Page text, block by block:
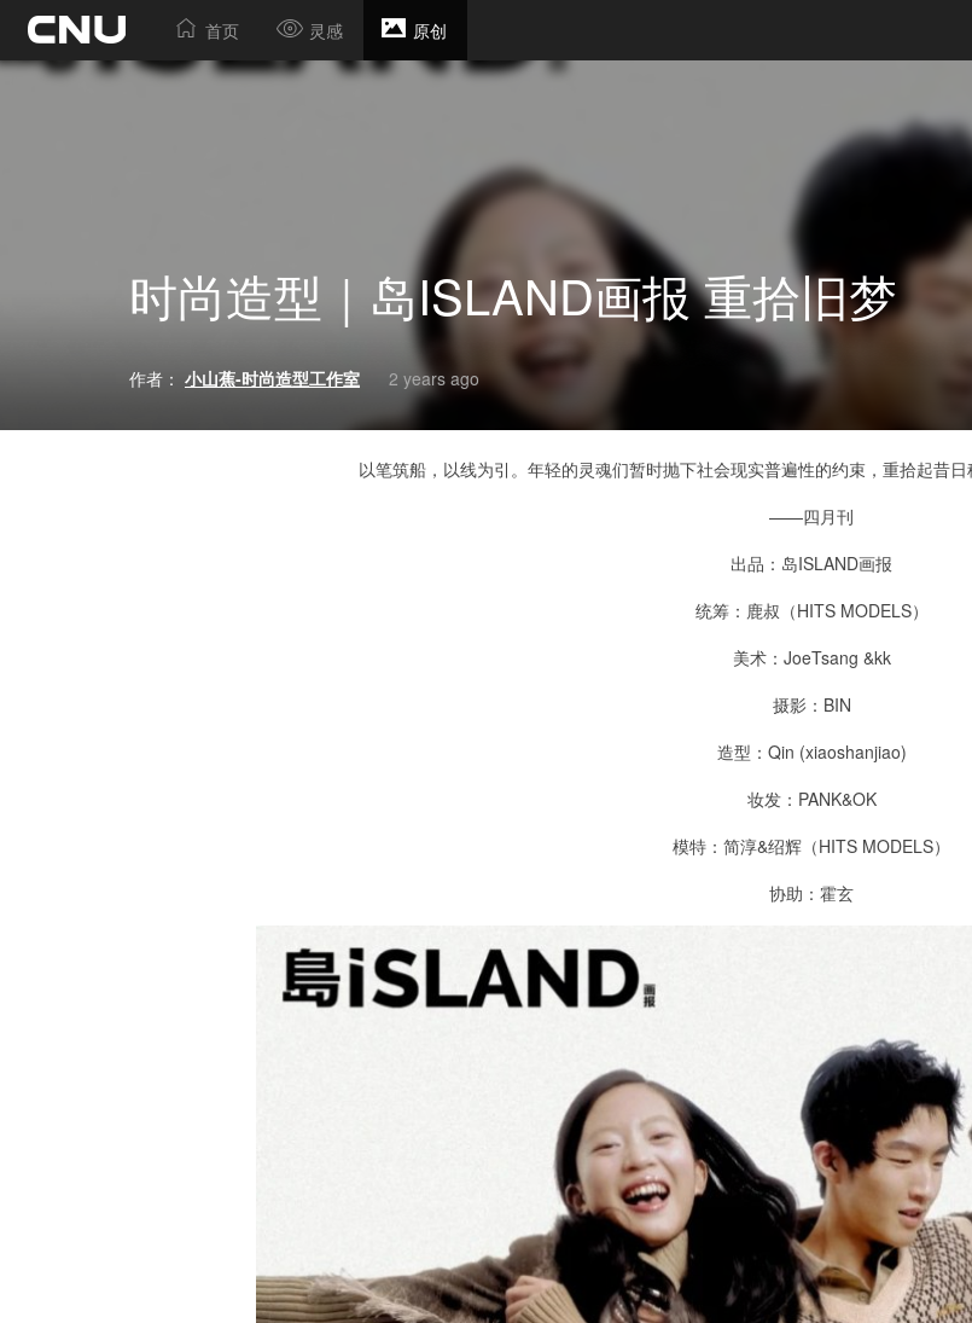
首页 灵感 原创
时尚造型｜岛ISLAND画报 重拾旧梦
作者： 小山蕉-时尚造型工作室 2 years ago
以笔筑船，以线为引。年轻的灵魂们暂时抛下社会现实普遍性的约束，重拾起昔
——四月刊
出品：岛ISLAND画报
统筹：鹿叔（HITS MODELS）
美术：JoeTsang &kk
摄影：BIN
造型：Qin (xiaoshanjiao)
妆发：PANK&OK
模特：简淳&绍辉（HITS MODELS）
协助：霍玄